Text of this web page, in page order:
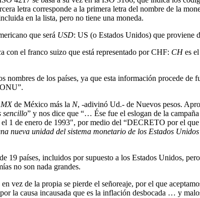
letra corresponde a la primera letra del nombre de la
en la lista, pero no tiene una moneda.
que será USD: US (o Estados Unidos) que proviene
con el franco suizo que está representado por CHF: CHes el
nombres de los países, ya que esta información procede de
MXde México más la N, -adivinó Ud.- de Nuevos pesos.
sencillo” y nos dice que “… Ése fue el eslogan de la
1 de enero de 1993″, por medio del “DECRETO por el
nueva unidad del sistema monetario de los Estados
19 países, incluidos por supuesto a los Estados Unidos,
no son nada grandes.
vez de la propia se pierde el señoreaje, por el que
la causa incausada que es la inflación desbocada … y